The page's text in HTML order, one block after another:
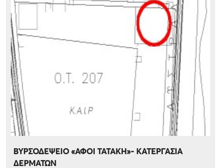
ΒΥΡΣΟΔΕΨΕΙΟ «ΑΦΟΙ ΤΑΤΑΚΗ»- ΚΑΤΕΡΓΑΣΙΑ
ΔΕΡΜΑΤΩΝ